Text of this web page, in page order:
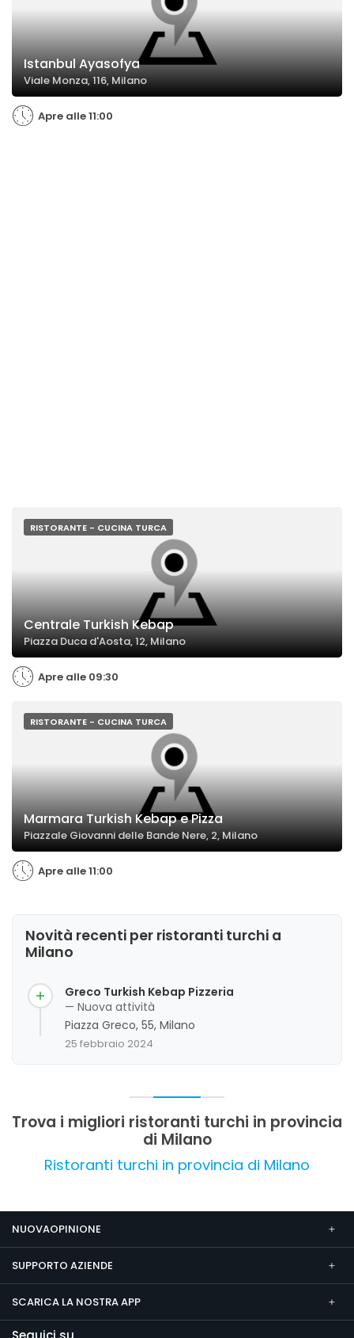
Istanbul Ayasofya
Viale Monza, 116, Milano
Apre alle 11:00
RISTORANTE - CUCINA TURCA
Centrale Turkish Kebap
Piazza Duca d'Aosta, 12, Milano
Apre alle 09:30
RISTORANTE - CUCINA TURCA
Marmara Turkish Kebap e Pizza
Piazzale Giovanni delle Bande Nere, 2, Milano
Apre alle 11:00
Novità recenti per ristoranti turchi a
Milano
Greco Turkish Kebap Pizzeria
— Nuova attività
Piazza Greco, 55, Milano
25 febbraio 2024
Trova i migliori ristoranti turchi in provincia
di Milano
Ristoranti turchi in provincia di Milano
NUOVAOPINIONE
SUPPORTO AZIENDE
SCARICA LA NOSTRA APP